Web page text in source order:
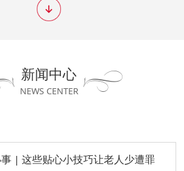
新闻中心
NEWS CENTER
| 这些贴心小技巧让老人少遭罪